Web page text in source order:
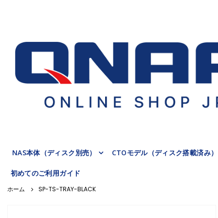
NAS本体（ディスク別売） CTOモデル（ディスク搭載済み）
初めてのご利用ガイド
SP-TS-TRAY-BLACK